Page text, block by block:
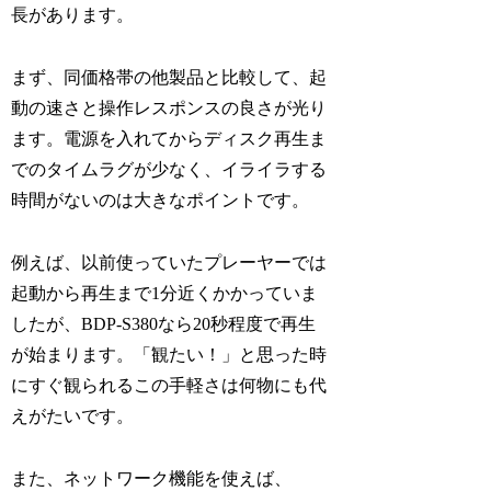
長があります。
まず、同価格帯の他製品と比較して、起
動の速さと操作レスポンスの良さが光り
ます。電源を入れてからディスク再生ま
でのタイムラグが少なく、イライラする
時間がないのは大きなポイントです。
例えば、以前使っていたプレーヤーでは
起動から再生まで1分近くかかっていま
したが、BDP-S380なら20秒程度で再生
が始まります。「観たい！」と思った時
にすぐ観られるこの手軽さは何物にも代
えがたいです。
また、ネットワーク機能を使えば、